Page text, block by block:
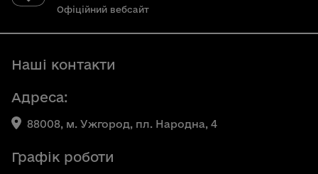
Офіційний вебсайт
Наші контакти
Адреса:
88008, м. Ужгород, пл. Народна, 4
Графік роботи